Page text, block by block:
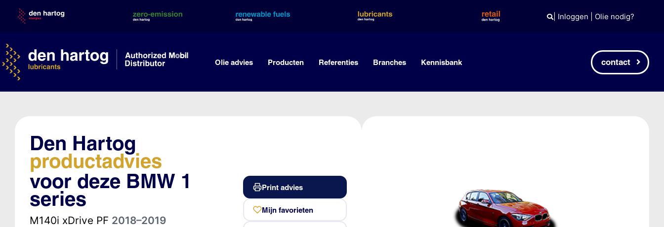
content
| Inloggen Olie nodig?
Olie advies Producten Referenties Branches Kennisbank contact
Den Hartog
productadvies
voor deze BMW 1
series
M140i xDrive PF 2018–2019
Print advies
Mijn favorieten